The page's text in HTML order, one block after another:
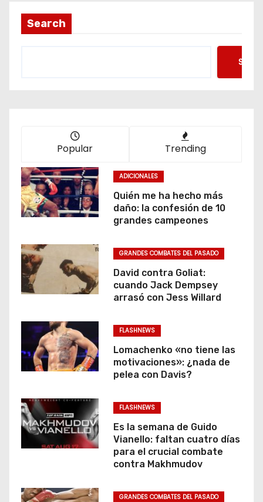
Search
Popular Trending
ADICIONALES
Quién me ha hecho más
daño: la confesión de 10
grandes campeones
GRANDES COMBATES DEL PASADO
David contra Goliat:
cuando Jack Dempsey
arrasó con Jess Willard
FLASHNEWS
Lomachenko «no tiene las
motivaciones»: ¿nada de
pelea con Davis?
FLASHNEWS
Es la semana de Guido
Vianello: faltan cuatro días
para el crucial combate
contra Makhmudov
GRANDES COMBATES DEL PASADO